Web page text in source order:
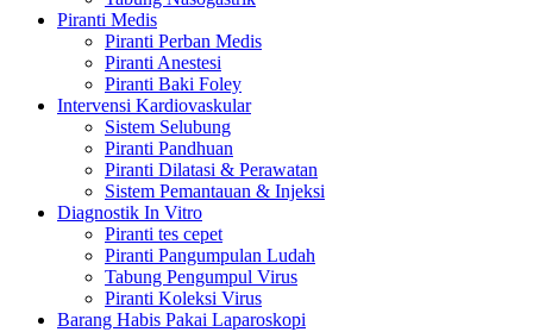
Piranti Medis
Piranti Perban Medis
Piranti Anestesi
Piranti Baki Foley
Intervensi Kardiovaskular
Sistem Selubung
Piranti Pandhuan
Piranti Dilatasi & Perawatan
Sistem Pemantauan & Injeksi
Diagnostik In Vitro
Piranti tes cepet
Piranti Pangumpulan Ludah
Tabung Pengumpul Virus
Piranti Koleksi Virus
Barang Habis Pakai Laparoskopi